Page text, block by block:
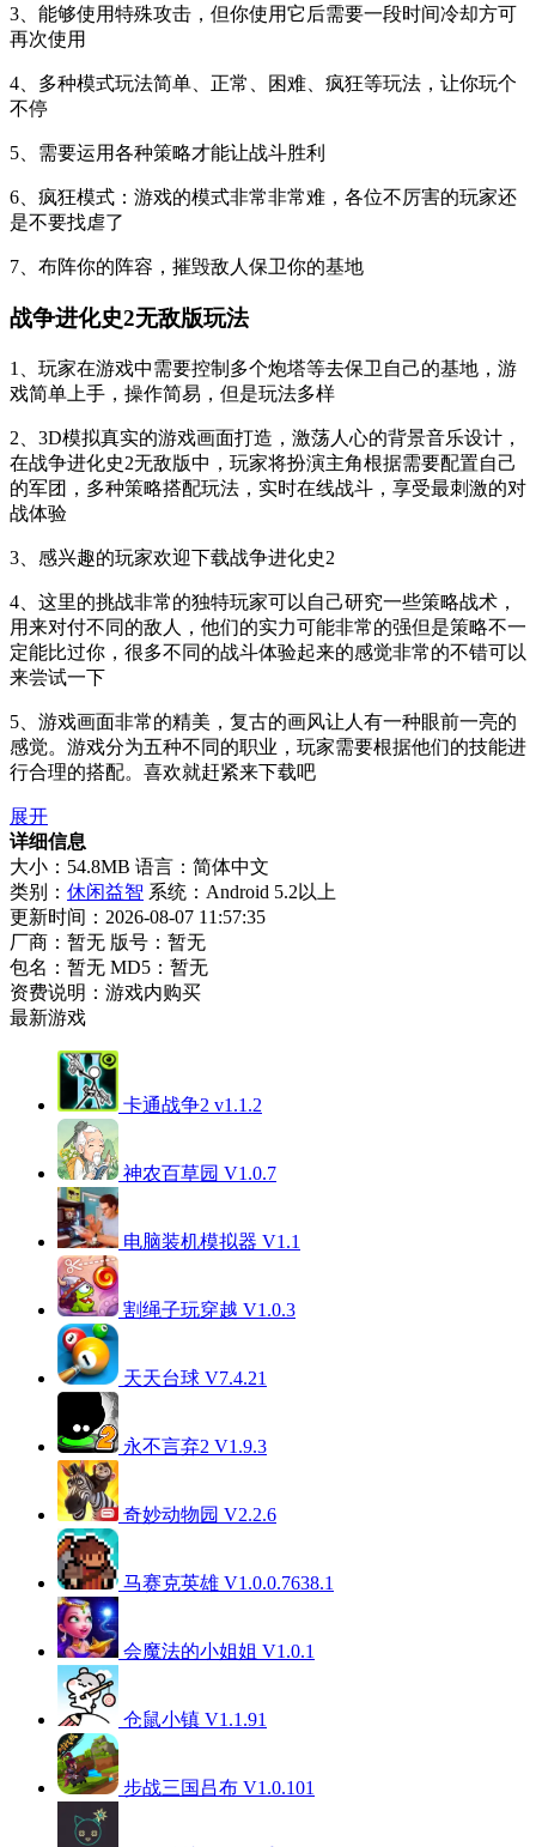
3、能够使用特殊攻击，但你使用它后需要一段时间冷却方可
再次使用
4、多种模式玩法简单、正常、困难、疯狂等玩法，让你玩个
不停
5、需要运用各种策略才能让战斗胜利
6、疯狂模式：游戏的模式非常非常难，各位不厉害的玩家还
是不要找虐了
7、布阵你的阵容，摧毁敌人保卫你的基地
战争进化史2无敌版玩法
1、玩家在游戏中需要控制多个炮塔等去保卫自己的基地，游
戏简单上手，操作简易，但是玩法多样
2、3D模拟真实的游戏画面打造，激荡人心的背景音乐设计，
在战争进化史2无敌版中，玩家将扮演主角根据需要配置自己
的军团，多种策略搭配玩法，实时在线战斗，享受最刺激的对
战体验
3、感兴趣的玩家欢迎下载战争进化史2
4、这里的挑战非常的独特玩家可以自己研究一些策略战术，
用来对付不同的敌人，他们的实力可能非常的强但是策略不一
定能比过你，很多不同的战斗体验起来的感觉非常的不错可以
来尝试一下
5、游戏画面非常的精美，复古的画风让人有一种眼前一亮的
感觉。游戏分为五种不同的职业，玩家需要根据他们的技能进
行合理的搭配。喜欢就赶紧来下载吧
展开
详细信息
大小：54.8MB 语言：简体中文
类别： 休闲益智 系统：Android 5.2以上
更新时间：2026-08-07 11:57:35
厂商：暂无 版号：暂无
包名：暂无 MD5：暂无
资费说明：游戏内购买
最新游戏
卡通战争2 v1.1.2
神农百草园 V1.0.7
电脑装机模拟器 V1.1
割绳子玩穿越 V1.0.3
天天台球 V7.4.21
永不言弃2 V1.9.3
奇妙动物园 V2.2.6
马赛克英雄 V1.0.0.7638.1
会魔法的小姐姐 V1.0.1
仓鼠小镇 V1.1.91
步战三国吕布 V1.0.101